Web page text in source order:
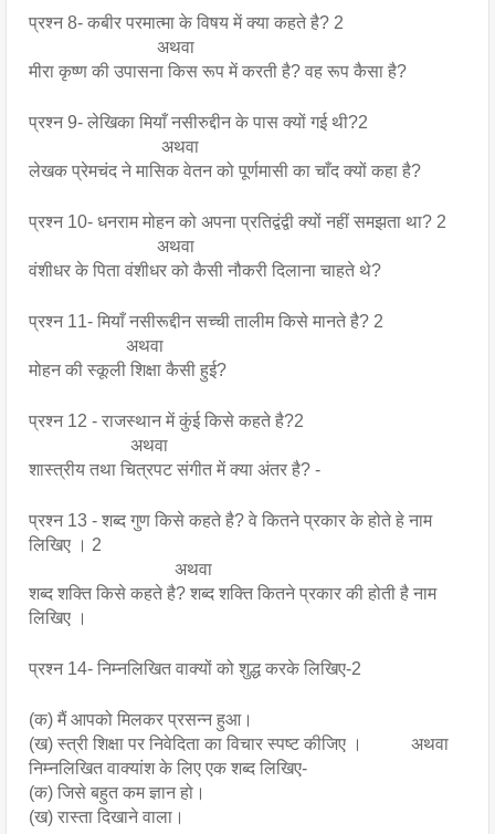
प्रश्न 8- कबीर परमात्मा के विषय में क्या कहते है? 2
                             अथवा
मीरा कृष्ण की उपासना किस रूप में करती है? वह रूप कैसा है?
प्रश्न 9- लेखिका मियाँ नसीरुद्दीन के पास क्यों गई थी?2
                              अथवा
लेखक प्रेमचंद ने मासिक वेतन को पूर्णमासी का चाँद क्यों कहा है?
प्रश्न 10- धनराम मोहन को अपना प्रतिद्वंद्वी क्यों नहीं समझता था? 2
                             अथवा
वंशीधर के पिता वंशीधर को कैसी नौकरी दिलाना चाहते थे?
प्रश्न 11- मियाँ नसीरूद्दीन सच्ची तालीम किसे मानते है? 2
                      अथवा
मोहन की स्कूली शिक्षा कैसी हुई?
प्रश्न 12 - राजस्थान में कुंई किसे कहते है?2
                       अथवा
शास्त्रीय तथा चित्रपट संगीत में क्या अंतर है? -
प्रश्न 13 - शब्द गुण किसे कहते है? वे कितने प्रकार के होते हे नाम
लिखिए । 2
                                 अथवा
शब्द शक्ति किसे कहते है? शब्द शक्ति कितने प्रकार की होती है नाम
लिखिए ।
प्रश्न 14- निम्नलिखित वाक्यों को शुद्ध करके लिखिए-2
(क) मैं आपको मिलकर प्रसन्न हुआ।
(ख) स्त्री शिक्षा पर निवेदिता का विचार स्पष्ट कीजिए ।           अथवा
निम्नलिखित वाक्यांश के लिए एक शब्द लिखिए-
(क) जिसे बहुत कम ज्ञान हो।
(ख) रास्ता दिखाने वाला।